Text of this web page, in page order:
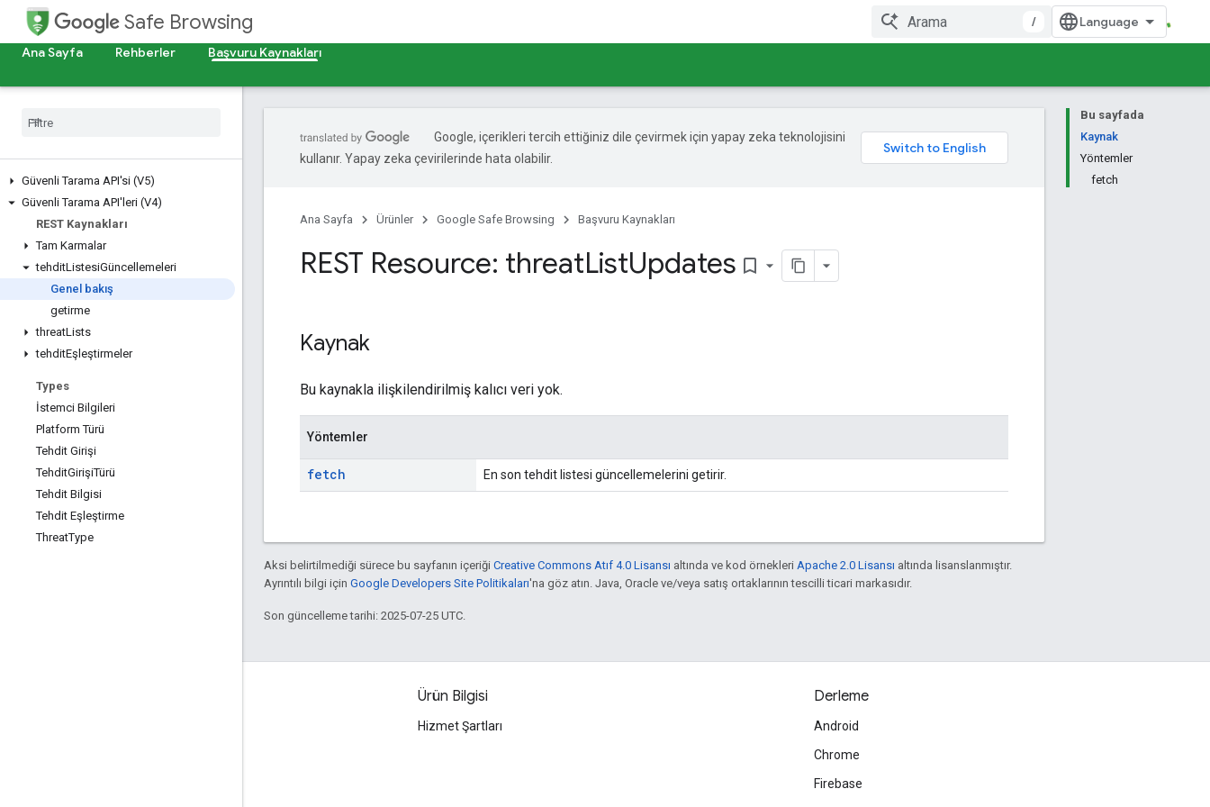
Safe Browsing
/
Ana Sayfa
Rehberler Başvuru Kaynakları
Güvenli Tarama API'si (V5)
Güvenli Tarama API'leri (V4)
REST Kaynakları
Tam Karmalar
tehditListesiGüncellemeleri
Genel bakış
getirme
threatLists
tehditEşleştirmeler
Types
İstemci Bilgileri
Platform Türü
Tehdit Girişi
TehditGirişiTürü
Tehdit Bilgisi
Tehdit Eşleştirme
ThreatType
Bu sayfada
Kaynak
Yöntemler
fetch
Google, içerikleri tercih ettiğiniz dile çevirmek için yapay zeka teknolojisini
kullanır. Yapay zeka çevirilerinde hata olabilir.
Ana Sayfa Ürünler Google Safe Browsing Başvuru Kaynakları
REST Resource: threatListUpdates bookmark_border
Kaynak
Bu kaynakla ilişkilendirilmiş kalıcı veri yok.
Yöntemler
fetch En son tehdit listesi güncellemelerini getirir.
Aksi belirtilmediği sürece bu sayfanın içeriği Creative Commons Atıf 4.0 Lisansı altında ve kod örnekleri Apache 2.0 Lisansı altında lisanslanmıştır.
Ayrıntılı bilgi için Google Developers Site Politikaları'na göz atın. Java, Oracle ve/veya satış ortaklarının tescilli ticari markasıdır.
Son güncelleme tarihi: 2025-07-25 UTC.
Ürün Bilgisi
Hizmet Şartları
Derleme
Android
Chrome
Firebase